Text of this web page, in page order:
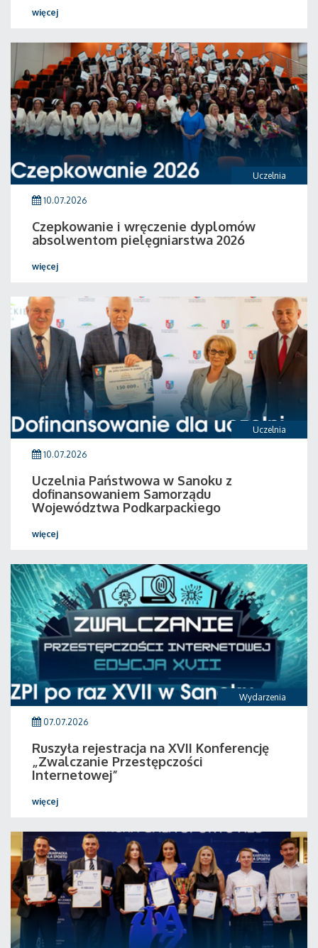
więcej
Uczelnia
10.07.2026
Czepkowanie i wręczenie dyplomów
absolwentom pielęgniarstwa 2026
więcej
Uczelnia
10.07.2026
Uczelnia Państwowa w Sanoku z
dofinansowaniem Samorządu
Województwa Podkarpackiego
więcej
Wydarzenia
07.07.2026
Ruszyła rejestracja na XVII Konferencję
„Zwalczanie Przestępczości
Internetowej”
więcej